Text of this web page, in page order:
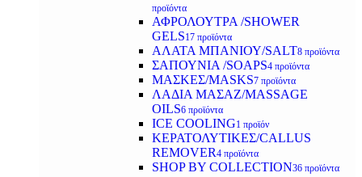
προϊόντα
ΑΦΡΟΛΟΥΤΡΑ /SHOWER
GELS17 προϊόντα
ΑΛΑΤΑ ΜΠΑΝΙΟΥ/SALT8 προϊόντα
ΣΑΠΟΥΝΙΑ /SOAPS4 προϊόντα
ΜΑΣΚΕΣ/MASKS7 προϊόντα
ΛΑΔΙΑ ΜΑΣΑΖ/MASSAGE
OILS6 προϊόντα
ICE COOLING1 προϊόν
ΚΕΡΑΤΟΛΥΤΙΚΕΣ/CALLUS
REMOVER4 προϊόντα
SHOP BY COLLECTION36 προϊόντα